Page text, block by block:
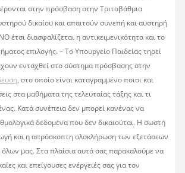
στην πρόσβαση στην Τριτοβάθμια
δικαίου και απαιτούν συνεπή και αυστηρή
έτσι διασφαλίζεται η αντικειμενικότητα και το
επιλογής. – Το Υπουργείο Παιδείας τηρεί
ενταχθεί στο σύστημα πρόσβασης στην
, στο οποίο είναι καταγραμμένο ποιοι και
στα μαθήματα της τελευταίας τάξης και τι
Κατά συνέπεια δεν μπορεί κανένας να
δεδομένα που δεν δικαιούται. Η σωστή
και η απρόσκοπτη ολοκλήρωση των εξετάσεων
μας. Στα πλαίσια αυτά σας παρακαλούμε να
και επείγουσες ενέργειές σας για τον